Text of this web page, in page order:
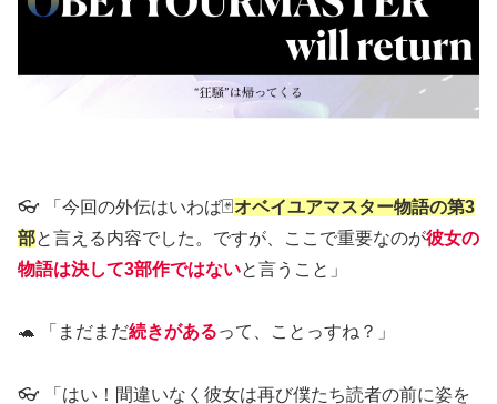
👓 「今回の外伝はいわば🃏オベイユアマスター物語の第3
部と言える内容でした。ですが、ここで重要なのが彼女の
物語は決して3部作ではないと言うこと」
🐢 「まだまだ続きがあるって、ことっすね？」
👓 「はい！間違いなく彼女は再び僕たち読者の前に姿を